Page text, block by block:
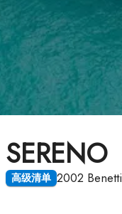
SERENO
高级清单 2002 Benetti